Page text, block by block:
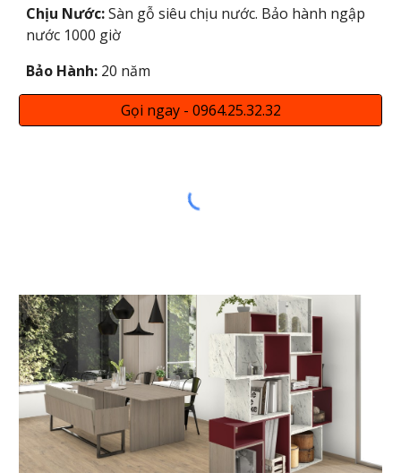
Chịu Nước:Sàn gỗ siêu chịu nước. Bảo hành ngập
nước 1000 giờ
Bảo Hành: 20 năm
Gọi ngay - 0964.25.32.32